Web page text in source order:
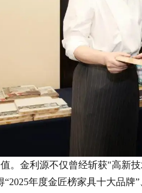
。金利源不仅曾经斩获"高新
年度金匠榜家具十大品牌